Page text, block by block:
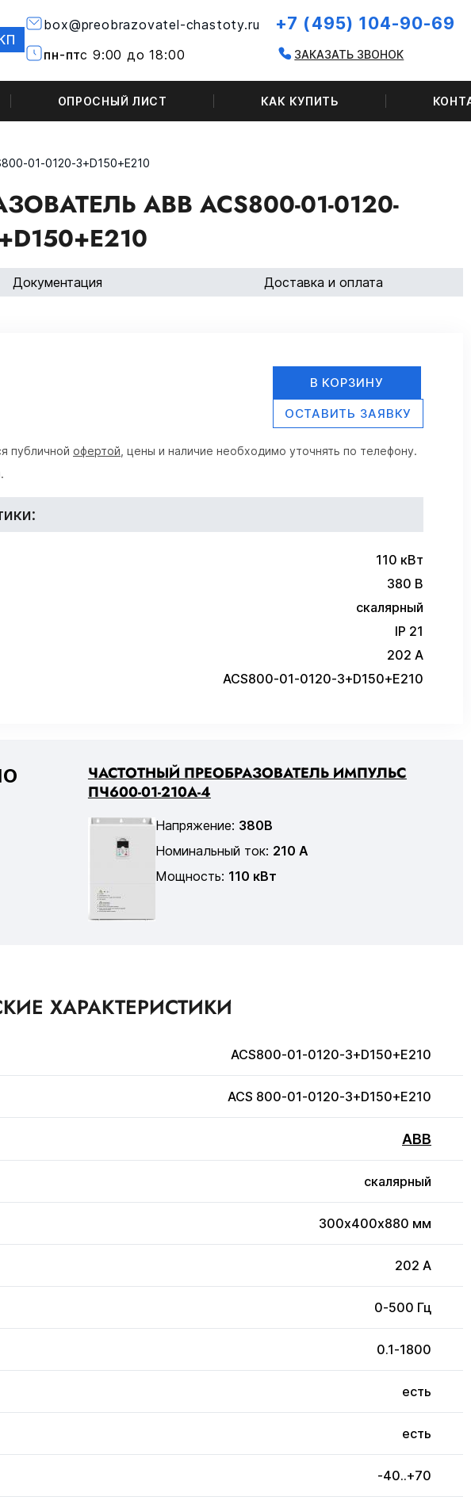
box@preobrazovatel-chastoty.ru +7 (495) 104-90-69
пн-птс 9:00 до 18:00 ЗАКАЗАТЬ ЗВОНОК
ОПРОСНЫЙ ЛИСТ КАК КУПИТЬ
01-0120-3+D150+E210
ABB ACS800-01-0120-
Документация Доставка и оплата
В КОРЗИНУ
ОСТАВИТЬ ЗАЯВКУ
публичной офертой , цены и наличие необходимо уточнять по телефону.
110 кВт
380 В
скалярный
IP 21
202 А
ACS800-01-0120-3+D150+E210
ЧАСТОТНЫЙ ПРЕОБРАЗОВАТЕЛЬ ИМПУЛЬС
ПЧ600-01-210А-4
Напряжение: 380В
Номинальный ток: 210 А
Мощность: 110 кВт
ХАРАКТЕРИСТИКИ
ACS800-01-0120-3+D150+E210
ACS 800-01-0120-3+D150+E210
ABB
скалярный
300x400x880 мм
202 А
0-500 Гц
0.1-1800
есть
есть
-40..+70